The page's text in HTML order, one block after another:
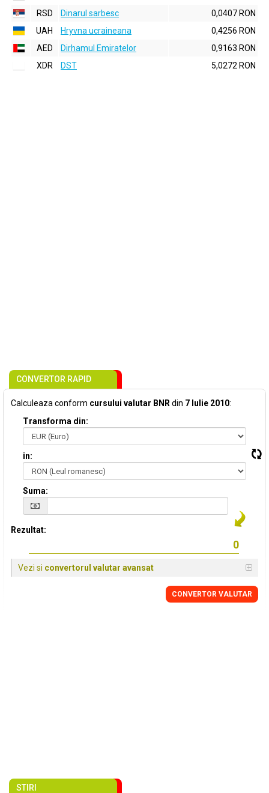
RSD
Dinarul sarbesc
0,0407 RON
UAH
Hryvna ucraineana
0,4256 RON
AED
Dirhamul Emiratelor
0,9163 RON
XDR
DST 5,0272 RON
CONVERTOR RAPID
Calculeaza conform cursului valutar BNR din 7 Iulie 2010:
Transforma din:
in:
Suma:
Rezultat:
Vezi si convertorul valutar avansat
CONVERTOR VALUTAR
STIRI